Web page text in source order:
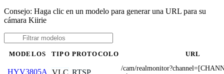
Consejo: Haga clic en un modelo para generar una URL para su
cámara Kiirie
MODELOS TIPO PROTOCOLO URL
HYV3805A VLC RTSP
/cam/